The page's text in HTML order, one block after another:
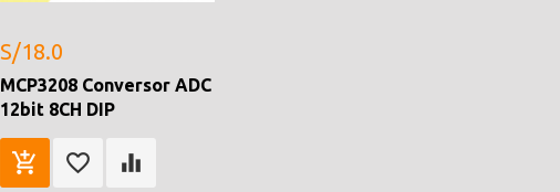
S/18.0
MCP3208 Conversor ADC
12bit 8CH DIP